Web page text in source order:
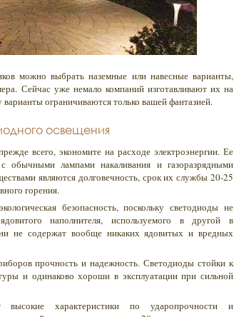
можно выбрать наземные или навесные варианты,
Сейчас уже немало компаний изготавливают их на
ограничиваются только вашей фантазией.
освещения
всего, экономите на расходе электроэнергии. Ее
лампами накаливания и газоразрядными
являются долговечность, срок их службы 20-25
горения.
безопасность, поскольку светодиоды не
наполнителя, используемого в другой в
не содержат вообще никаких ядовитых и вредных
прочность и надежность. Светодиоды стойки к
и одинаково хороши в эксплуатации при сильной
характеристики по ударопрочности и